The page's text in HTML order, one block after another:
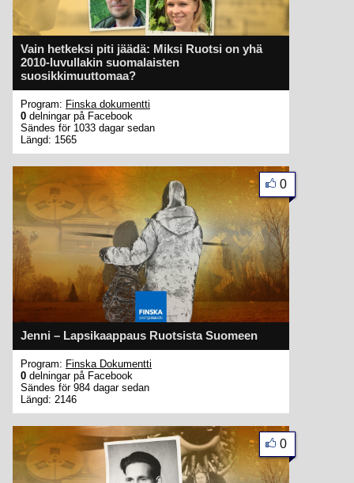
Vain hetkeksi piti jäädä: Miksi Ruotsi on yhä
2010-luvullakin suomalaisten
suosikkimuuttomaa?
Program: Finska dokumentti
0 delningar på Facebook
Sändes för 1033 dagar sedan
Längd: 1565
Jenni – Lapsikaappaus Ruotsista Suomeen
0
Program: Finska Dokumentti
0 delningar på Facebook
Sändes för 984 dagar sedan
Längd: 2146
0